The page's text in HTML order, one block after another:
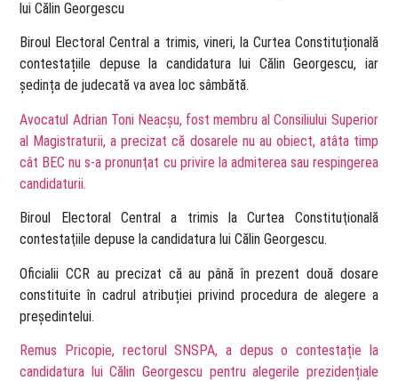
lui Călin Georgescu
Biroul Electoral Central a trimis, vineri, la Curtea Constituțională
contestațiile depuse la candidatura lui Călin Georgescu, iar
ședința de judecată va avea loc sâmbătă.
Avocatul Adrian Toni Neacşu, fost membru al Consiliului Superior
al Magistraturii, a precizat că dosarele nu au obiect, atâta timp
cât BEC nu s-a pronunţat cu privire la admiterea sau respingerea
candidaturii.
Biroul Electoral Central a trimis la Curtea Constituţională
contestaţiile depuse la candidatura lui Călin Georgescu.
Oficialii CCR au precizat că au până în prezent două dosare
constituite în cadrul atribuției privind procedura de alegere a
preşedintelui.
Remus Pricopie, rectorul SNSPA, a depus o contestație la
candidatura lui Călin Georgescu pentru alegerile prezidențiale